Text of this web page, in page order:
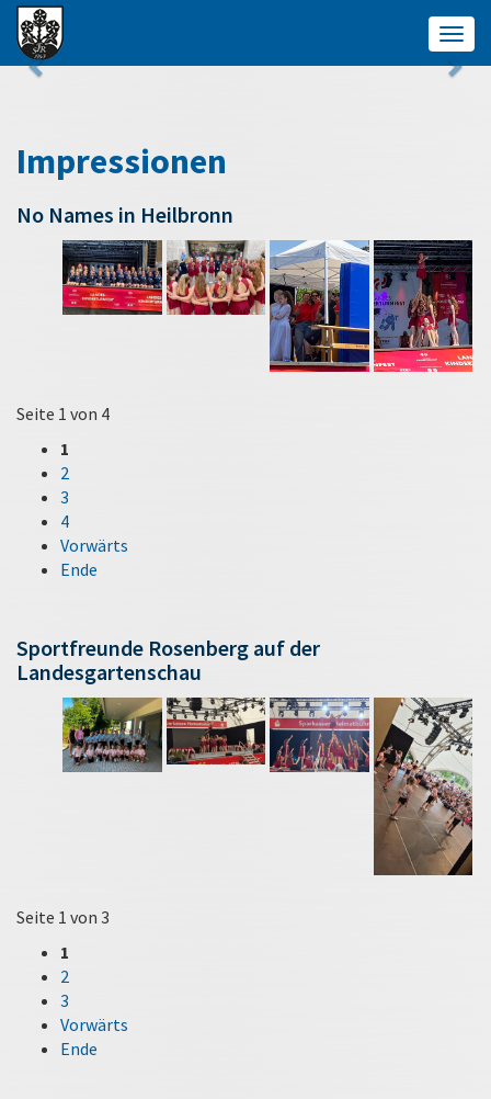
Impressionen
No Names in Heilbronn
Seite 1 von 4
1
2
3
4
Vorwärts
Ende
Sportfreunde Rosenberg auf der
Landesgartenschau
Seite 1 von 3
1
2
3
Vorwärts
Ende